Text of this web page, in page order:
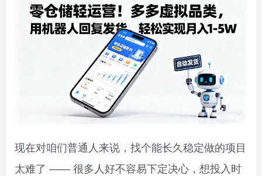
现在对咱们普通人来说，找个能长久稳定做的项目
太难了 —— 很多人好不容易下定决心，想投入时